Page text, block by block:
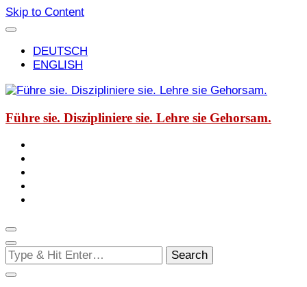
Skip to Content
DEUTSCH
ENGLISH
Führe sie. Diszipliniere sie. Lehre sie Gehorsam.
Looking
for
Something?